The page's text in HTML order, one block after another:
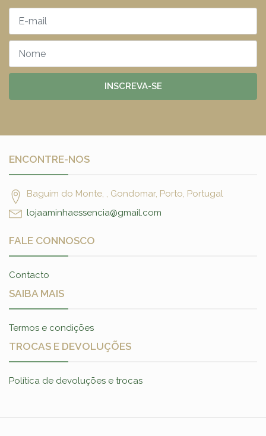
INSCREVA-SE
ENCONTRE-NOS
Baguim do Monte, , Gondomar, Porto, Portugal
lojaaminhaessencia@gmail.com
FALE CONNOSCO
Contacto
SAIBA MAIS
Termos e condições
TROCAS E DEVOLUÇÕES
Política de devoluções e trocas